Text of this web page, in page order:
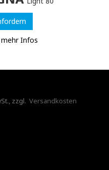
Infos
zzgl. Versandkosten